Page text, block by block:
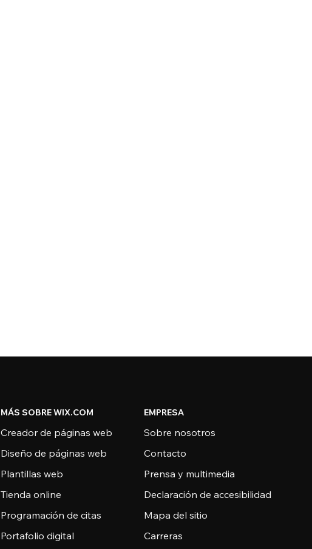
MÁS SOBRE WIX.COM
Creador de páginas web
Diseño de páginas web
Plantillas web
Tienda online
Programación de citas
Portafolio digital
EMPRESA
Sobre nosotros
Contacto
Prensa y multimedia
Declaración de accesibilidad
Mapa del sitio
Carreras